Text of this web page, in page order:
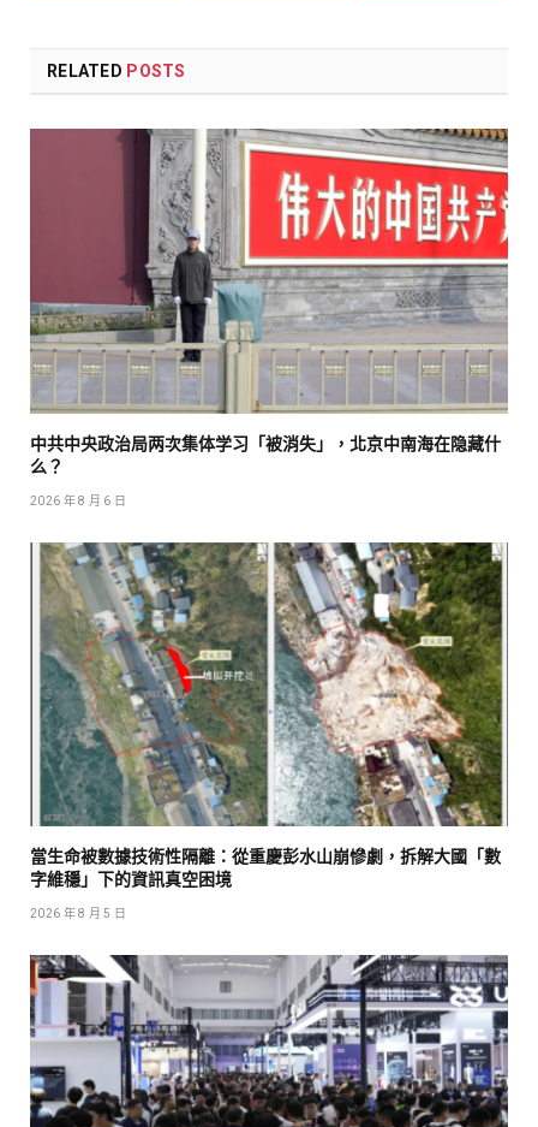
RELATED POSTS
中共中央政治局两次集体学习「被消失」，北京中南海在隐藏什
么？
2026 年 8 月 6 日
當生命被數據技術性隔離：從重慶彭水山崩慘劇，拆解大國「數
字維穩」下的資訊真空困境
2026 年 8 月 5 日